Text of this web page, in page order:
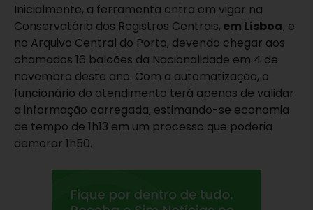
Inicialmente, a ferramenta entra em vigor na
Conservatória dos Registros Centrais, em Lisboa, e
no Arquivo Central do Porto, devendo chegar aos
chamados 16 balcões da Nacionalidade em 4 de
novembro deste ano. Com a automatização, o
funcionário do atendimento terá apenas de validar
a informação carregada, estimando-se economia
de tempo de 1h13 em um processo que poderia
demorar 1h50.